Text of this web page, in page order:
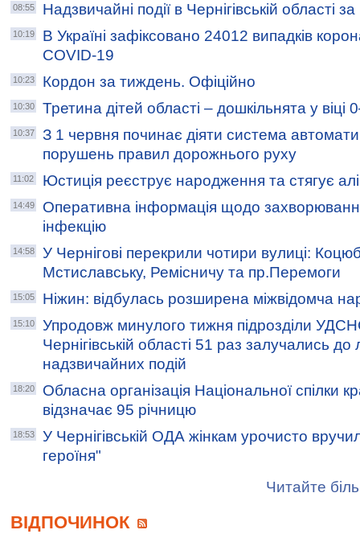
08:55 Надзвичайні події в Чернігівській області
10:19
В Україні зафіксовано 24012 випадків
COVID-19
10:23 Кордон за тиждень. Офіційно
10:30 Третина дітей області – дошкільнята у віці
10:37
З 1 червня починає діяти система
порушень правил дорожнього руху
11:02 Юстиція реєструє народження та стягує
14:49
Оперативна інформація щодо
інфекцію
14:58
У Чернігові перекрили чотири вулиці:
Мстиславську, Ремісничу та пр.Перемоги
15:05 Ніжин: відбулась розширена міжвідомча
15:10
Упродовж минулого тижня підрозділи
Чернігівській області 51 раз залучались до
надзвичайних подій
18:20
Обласна організація Національної спілки
відзначає 95 річницю
18:53
У Чернігівській ОДА жінкам урочисто
героїня"
Читайте
ВІДПОЧИНОК